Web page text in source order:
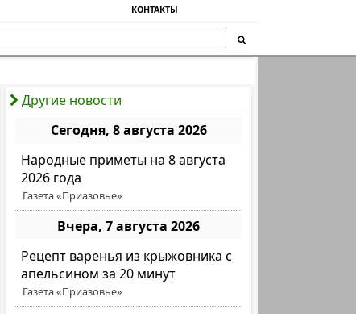
КОНТАКТЫ
Другие новости
Сегодня, 8 августа 2026
Народные приметы на 8 августа
2026 года
Газета «Приазовье»
Вчера, 7 августа 2026
Рецепт варенья из крыжовника с
апельсином за 20 минут
Газета «Приазовье»